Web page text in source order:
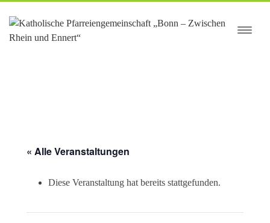
springen
« Alle Veranstaltungen
Diese Veranstaltung hat bereits stattgefunden.